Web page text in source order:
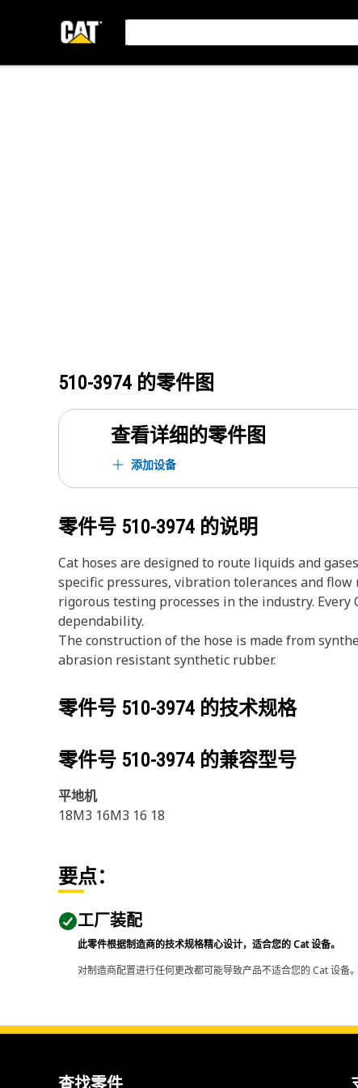
510-3974 的零件图
查看详细的零件图
添加设备
零件号 510-3974 的说明
Cat hoses are designed to route liquids and
specific pressures, vibration tolerances and
rigorous testing processes in the industry.
dependability.
The construction of the hose is made from
abrasion resistant synthetic rubber.
零件号 510-3974 的技术规格
零件号 510-3974 的兼容型号
平地机
18M3 16M3 16 18
要点：
工厂装配
此零件根据制造商的技术规格精心设计，适合您的 Cat 设备。
对制造商配置进行任何更改都可能导致产品不适合您的 Cat 设备
查找零件